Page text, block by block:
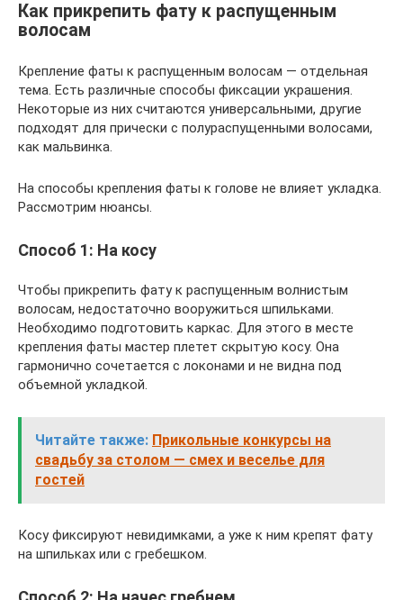
Как прикрепить фату к распущенным
волосам
Крепление фаты к распущенным волосам — отдельная
тема. Есть различные способы фиксации украшения.
Некоторые из них считаются универсальными, другие
подходят для прически с полураспущенными волосами,
как мальвинка.
На способы крепления фаты к голове не влияет укладка.
Рассмотрим нюансы.
Способ 1: На косу
Чтобы прикрепить фату к распущенным волнистым
волосам, недостаточно вооружиться шпильками.
Необходимо подготовить каркас. Для этого в месте
крепления фаты мастер плетет скрытую косу. Она
гармонично сочетается с локонами и не видна под
объемной укладкой.
Читайте также: Прикольные конкурсы на
свадьбу за столом — смех и веселье для
гостей
Косу фиксируют невидимками, а уже к ним крепят фату
на шпильках или с гребешком.